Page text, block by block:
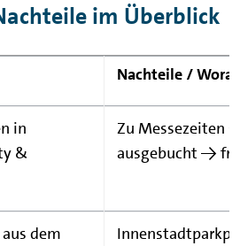
im Überblick
Nachteile /
in
&
Zu Messezeiten
ausgebucht →
dem